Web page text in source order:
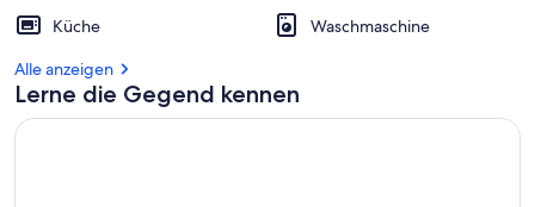
Küche
Waschmaschine
Alle anzeigen
Lerne die Gegend kennen